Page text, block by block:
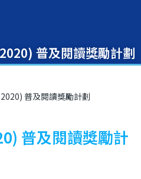
普及閱讀獎勵計劃
普及閱讀獎勵計劃
普及閱讀獎勵計